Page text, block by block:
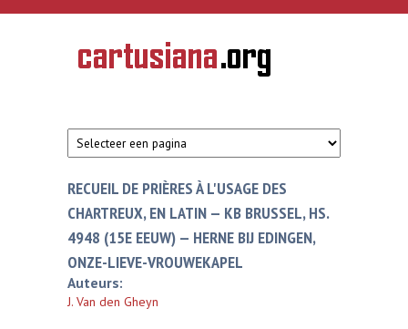
Overslaan en naar de inhoud gaan
CARTUSIANA
Geschiedenis
van de
RECUEIL DE PRIÈRES À L'USAGE DES
CHARTREUX, EN LATIN — KB BRUSSEL, HS.
4948 (15E EEUW) — HERNE BIJ EDINGEN,
ONZE-LIEVE-VROUWEKAPEL
Auteurs:
J. Van den Gheyn